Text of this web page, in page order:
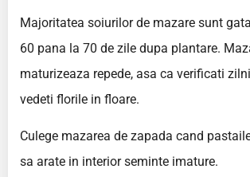
Majoritatea soiurilor de mazare sunt
60 pana la 70 de zile dupa plantare.
maturizeaza repede, asa ca verificati
vedeti florile in floare.
Culege mazarea de zapada cand
sa arate in interior seminte imature.